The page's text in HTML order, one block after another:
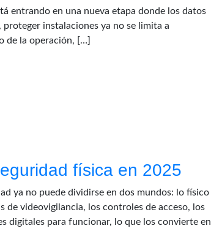
entrando en una nueva etapa donde los datos
instalaciones ya no se limita a
de la operación, […]
física en 2025
ya no puede dividirse en dos mundos: lo físico
de videovigilancia, los controles de acceso, los
digitales para funcionar, lo que los convierte en